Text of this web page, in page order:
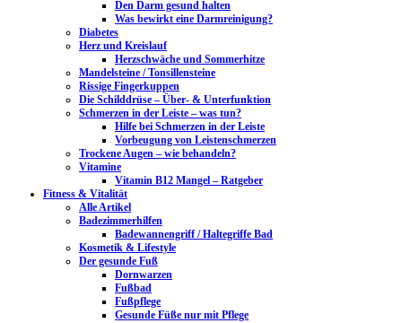
Den Darm gesund halten
Was bewirkt eine Darmreinigung?
Diabetes
Herz und Kreislauf
Herzschwäche und Sommerhitze
Mandelsteine / Tonsillensteine
Rissige Fingerkuppen
Die Schilddrüse – Über- & Unterfunktion
Schmerzen in der Leiste – was tun?
Hilfe bei Schmerzen in der Leiste
Vorbeugung von Leistenschmerzen
Trockene Augen – wie behandeln?
Vitamine
Vitamin B12 Mangel – Ratgeber
Fitness & Vitalität
Alle Artikel
Badezimmerhilfen
Badewannengriff / Haltegriffe Bad
Kosmetik & Lifestyle
Der gesunde Fuß
Dornwarzen
Fußbad
Fußpflege
Gesunde Füße nur mit Pflege